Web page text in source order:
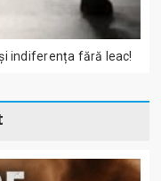
indiferența fără leac!